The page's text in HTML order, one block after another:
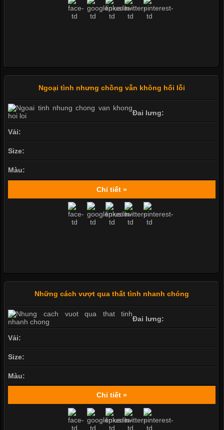
Ngoại tình nhưng chồng vẫn không hối lỗi
Đai lưng:
Vải:
Size:
Màu:
Chi tiết »
Những cách vượt qua thất tình nhanh chóng
Đai lưng:
Vải:
Size:
Màu:
Chi tiết »